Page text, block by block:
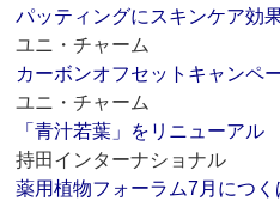
パッティングにスキンケア効
ユニ・チャーム
カーボンオフセットキャンペ
ユニ・チャーム
「青汁若葉」をリニューアル
持田インターナショナル
薬用植物フォーラム7月につく